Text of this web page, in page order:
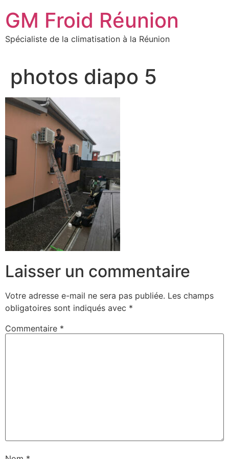
au
contenu
GM Froid Réunion
Spécialiste de la climatisation à la Réunion
photos diapo 5
Laisser un commentaire
Votre adresse e-mail ne sera pas publiée. Les champs
obligatoires sont indiqués avec *
Commentaire *